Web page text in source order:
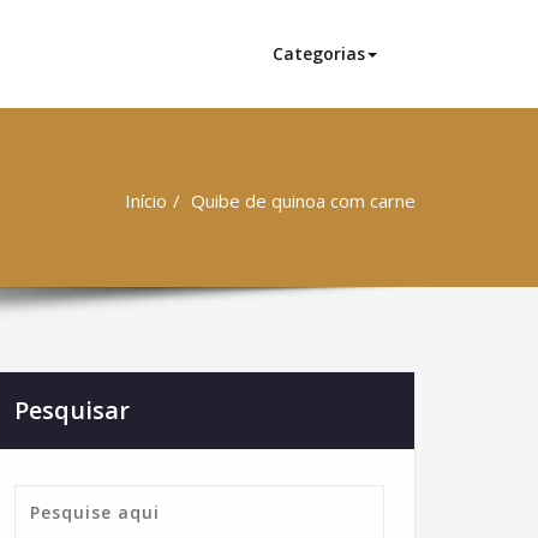
Categorias
Início Quibe de quinoa com carne
Pesquisar